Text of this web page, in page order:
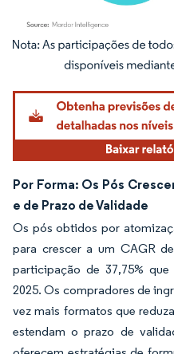
Imagem © Mordor Intelligence. O
Por Forma: Os Pós
e de Prazo de Validade
Os pós obtidos por
para crescer a um CAGR
participação de 37,75%
2025. Os compradores de
vez mais formatos que
estendam o prazo de